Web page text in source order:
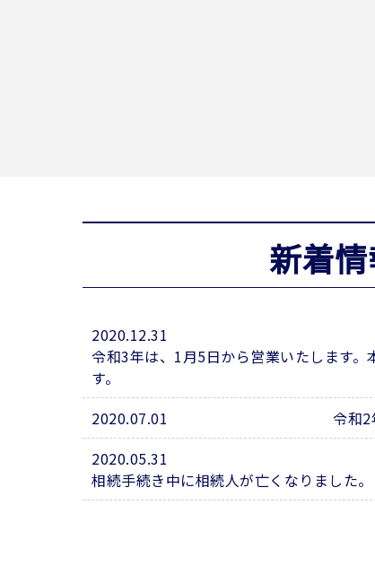
新着
2020.12.31
令和3年は、1月5日から営業いたします。
す。
2020.07.01
令和2
2020.05.31
相続手続き中に相続人が亡くなりました